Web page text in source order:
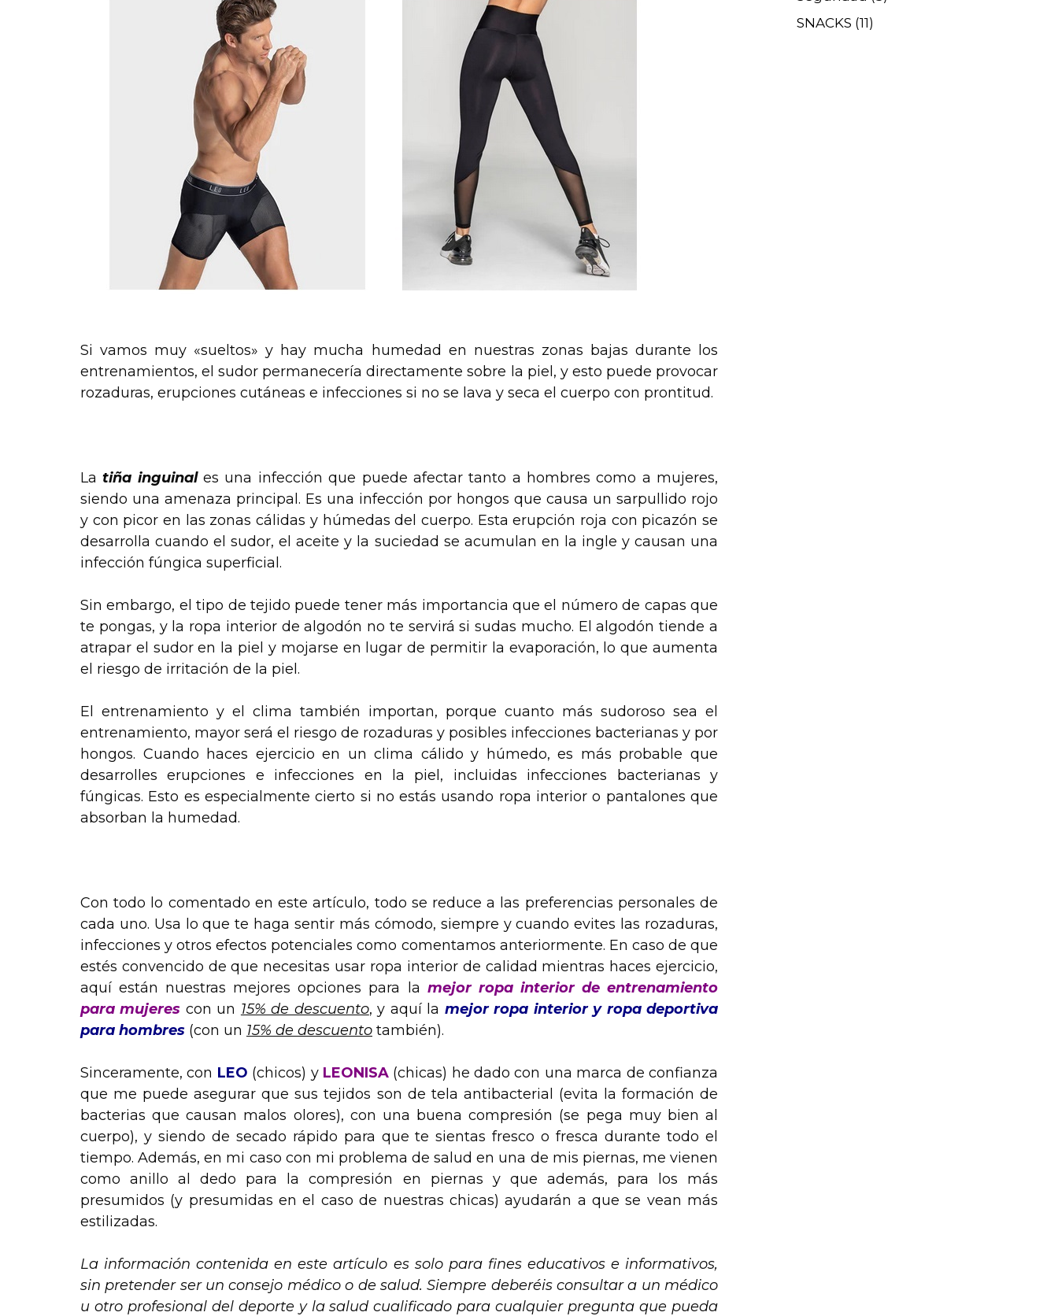
Si vamos muy «sueltos» y hay mucha humedad en nuestras zonas bajas durante los
entrenamientos, el sudor permanecería directamente sobre la piel, y esto puede provocar
rozaduras, erupciones cutáneas e infecciones si no se lava y seca el cuerpo con prontitud.
Latiña inguinales una infección que puede afectar tanto a hombres como a mujeres,
siendo una amenaza principal. Es una infección por hongos que causa un sarpullido rojo
y con picor en las zonas cálidas y húmedas del cuerpo. Esta erupción roja con picazón se
desarrolla cuando el sudor, el aceite y la suciedad se acumulan en la ingle y causan una
infección fúngica superficial.
Sin embargo, el tipo de tejido puede tener más importancia que el número de capas que
te pongas, y la ropa interior de algodón no te servirá si sudas mucho. El algodón tiende a
atrapar el sudor en la piel y mojarse en lugar de permitir la evaporación, lo que aumenta
el riesgo de irritación de la piel.
El entrenamiento y el clima también importan, porque cuanto más sudoroso sea el
entrenamiento, mayor será el riesgo de rozaduras y posibles infecciones bacterianas y por
hongos. Cuando haces ejercicio en un clima cálido y húmedo, es más probable que
desarrolles erupciones e infecciones en la piel, incluidas infecciones bacterianas y
fúngicas. Esto es especialmente cierto si no estás usando ropa interior o pantalones que
absorban la humedad.
Con todo lo comentado en este artículo, todo se reduce a las preferencias personales de
cada uno. Usa lo que te haga sentir más cómodo, siempre y cuando evites las rozaduras,
infecciones y otros efectos potenciales como comentamos anteriormente. En caso de que
estés convencido de que necesitas usar ropa interior de calidad mientras haces ejercicio,
aquí están nuestras mejores opciones para la mejor ropa interior de entrenamiento
para mujeres con un 15% de descuento, y aquí la mejor ropa interior y ropa deportiva
para hombres (con un 15% de descuento también).
Sinceramente, con LEO (chicos) y LEONISA(chicas) he dado con una marca de confianza
que me puede asegurar que sus tejidos son de tela antibacterial (evita la formación de
bacterias que causan malos olores), con una buena compresión (se pega muy bien al
cuerpo), y siendo de secado rápido para que te sientas fresco o fresca durante todo el
tiempo. Además, en mi caso con mi problema de salud en una de mis piernas, me vienen
como anillo al dedo para la compresión en piernas y que además, para los más
presumidos (y presumidas en el caso de nuestras chicas) ayudarán a que se vean más
estilizadas.
La información contenida en este artículo es solo para fines educativos e informativos,
sin pretender ser un consejo médico o de salud. Siempre deberéis consultar a un médico
u otro profesional del deporte y la salud cualificado para cualquier pregunta que pueda
SNACKS (11)